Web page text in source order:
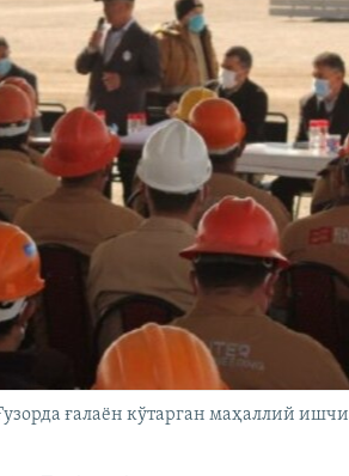
ғалаён кўтарган маҳаллий